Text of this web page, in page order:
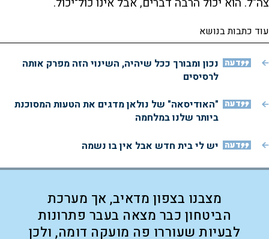
עוד כתבות בנושא
דעה נכון ומבורך ככל שיהיה, השינוי הזה מפרק אותה
לרסיסים
דעה "האודיסאה" של נולאן מדגים את הטעות המסוכנת
ביותר שלנו במלחמה
דעה יש לי בית חדש אבל אין בו נשמה
מצבנו בצפון מדאיב, אך מערכת
הביטחון כבר מצאה בעבר פתרונות
לבעיות שעוררו פה מועקה דומה, ולכן